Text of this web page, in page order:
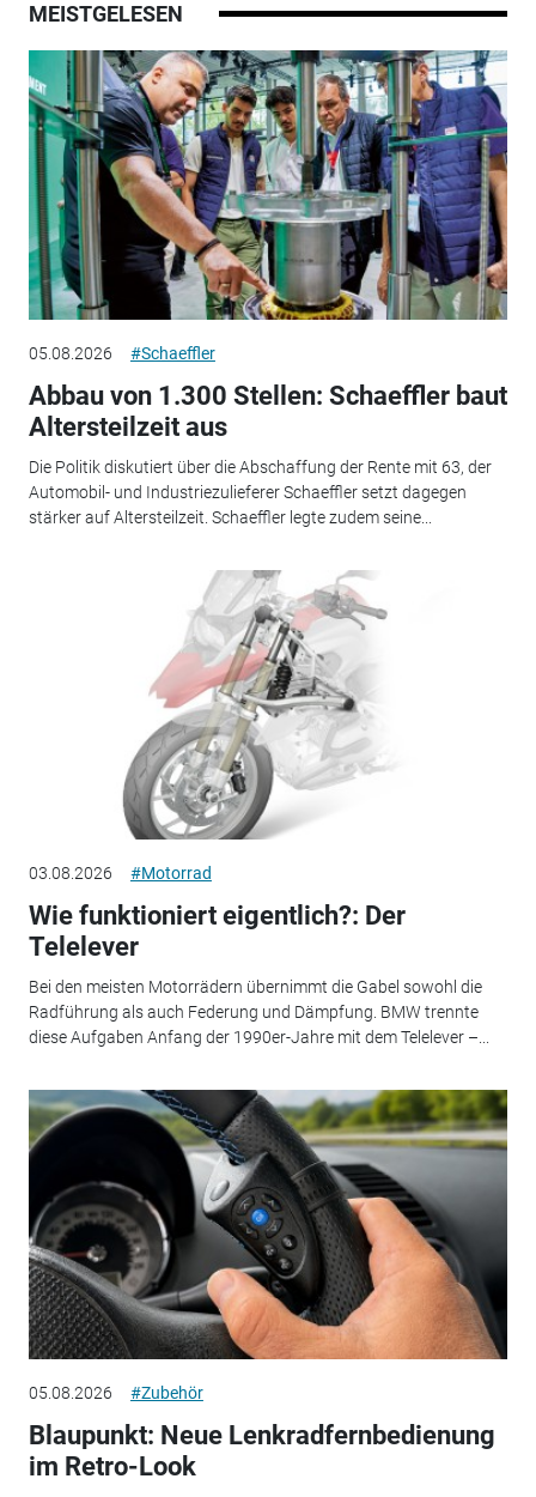
MEISTGELESEN
05.08.2026 #Schaeffler
Abbau von 1.300 Stellen: Schaeffler baut
Altersteilzeit aus
Die Politik diskutiert über die Abschaffung der Rente mit 63, der
Automobil- und Industriezulieferer Schaeffler setzt dagegen
stärker auf Altersteilzeit. Schaeffler legte zudem seine...
03.08.2026 #Motorrad
Wie funktioniert eigentlich?: Der
Telelever
Bei den meisten Motorrädern übernimmt die Gabel sowohl die
Radführung als auch Federung und Dämpfung. BMW trennte
diese Aufgaben Anfang der 1990er-Jahre mit dem Telelever –...
05.08.2026 #Zubehör
Blaupunkt: Neue Lenkradfernbedienung
im Retro-Look